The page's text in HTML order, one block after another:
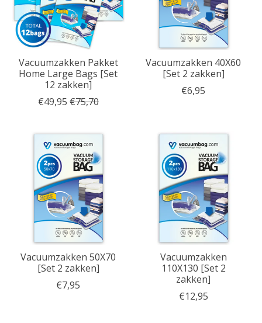
Vacuumzakken Pakket
Home Large Bags [Set
12 zakken]
€49,95 €75,70
Vacuumzakken 40X60
[Set 2 zakken]
€6,95
Vacuumzakken 50X70
[Set 2 zakken]
€7,95
Vacuumzakken
110X130 [Set 2
zakken]
€12,95